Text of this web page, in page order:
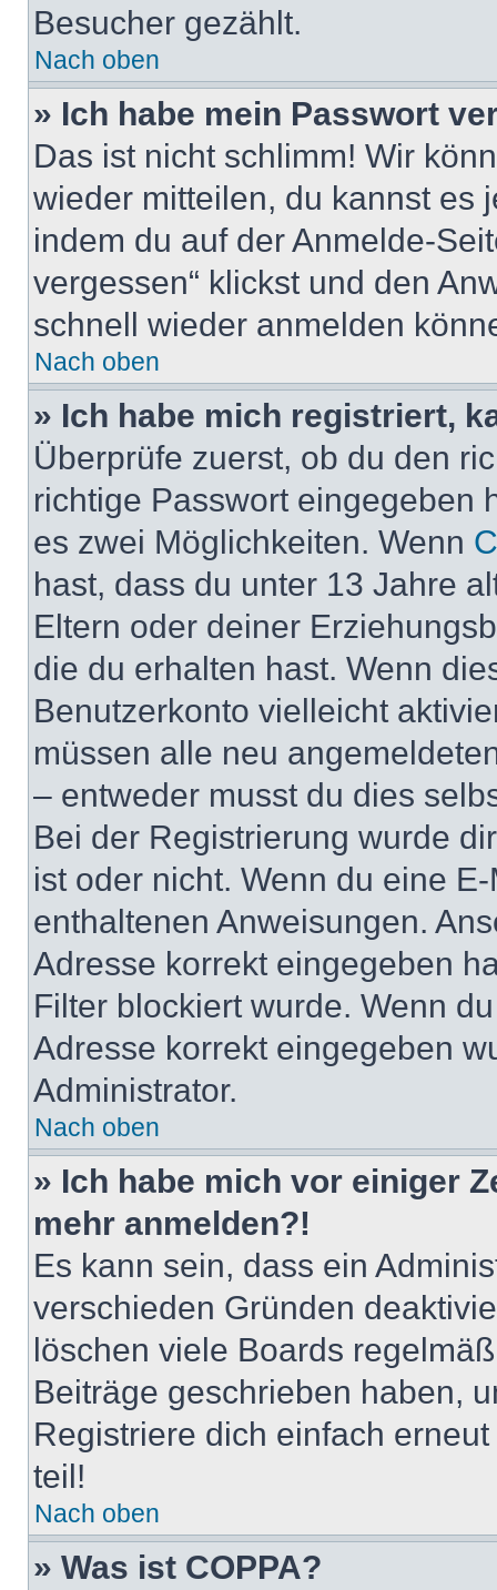
Besucher gezählt.
Nach oben
» Ich habe mein Passwort
Das ist nicht schlimm! Wir
wieder mitteilen, du kannst es
indem du auf der Anmelde-
vergessen“ klickst und den
schnell wieder anmelden
Nach oben
» Ich habe mich registriert,
Überprüfe zuerst, ob du den
richtige Passwort eingegeben
es zwei Möglichkeiten. Wenn
hast, dass du unter 13 Jahre
Eltern oder deiner
die du erhalten hast. Wenn
Benutzerkonto vielleicht
müssen alle neu
– entweder musst du dies
Bei der Registrierung wurde
ist oder nicht. Wenn du eine
enthaltenen Anweisungen.
Adresse korrekt eingegeben
Filter blockiert wurde. Wenn
Adresse korrekt eingegeben
Administrator.
Nach oben
» Ich habe mich vor einiger
mehr anmelden?!
Es kann sein, dass ein
verschieden Gründen
löschen viele Boards
Beiträge geschrieben haben,
Registriere dich einfach
teil!
Nach oben
» Was ist COPPA?